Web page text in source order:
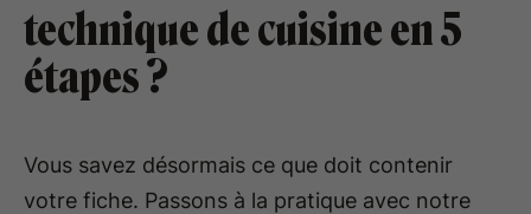
technique de cuisine en 5
étapes ?
Vous savez désormais ce que doit contenir
votre fiche. Passons à la pratique avec notre